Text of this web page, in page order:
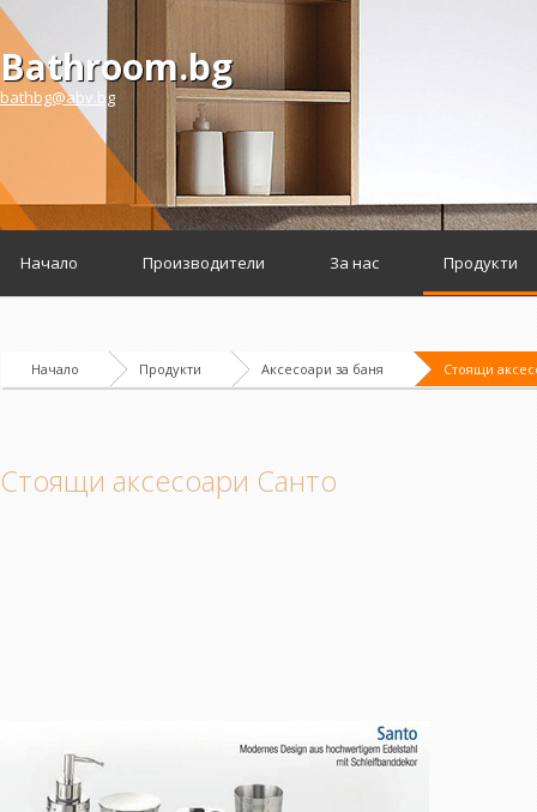
Bathroom.bg
bathbg@abv.bg
Начало Производители За нас Продукти
Начало Продукти Аксесоари за баня Стоящи
Стоящи аксесоари Санто